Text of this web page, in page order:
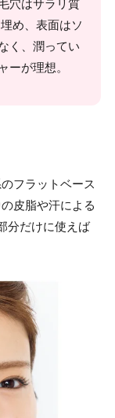
穴はサラリ質
め、表面はソ
く、潤ってい
ーが理想。
フラットベース
皮脂や汗による
分だけに使えば